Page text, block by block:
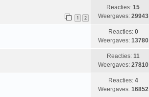
1 2
Reacties: 15
Weergaves: 29943
Reacties: 0
Weergaves: 13780
Reacties: 11
Weergaves: 27810
Reacties: 4
Weergaves: 16852